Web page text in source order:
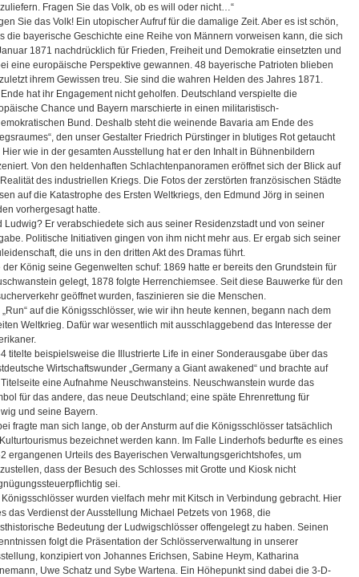
Fragen Sie das Volk, ob es will oder nicht…“
Sie das Volk! Ein utopischer Aufruf für die damalige Zeit. Aber es ist schön,
die bayerische Geschichte eine Reihe von Männern vorweisen kann, die sich
1871 nachdrücklich für Frieden, Freiheit und Demokratie einsetzten und
eine europäische Perspektive gewannen. 48 bayerische Patrioten blieben
ihrem Gewissen treu. Sie sind die wahren Helden des Jahres 1871.
hat ihr Engagement nicht geholfen. Deutschland verspielte die
Chance und Bayern marschierte in einen militaristisch-
Bund. Deshalb steht die weinende Bavaria am Ende des
den unser Gestalter Friedrich Pürstinger in blutiges Rot getaucht
Hier wie in der gesamten Ausstellung hat er den Inhalt in Bühnenbildern
Von den heldenhaften Schlachtenpanoramen eröffnet sich der Blick auf
des industriellen Kriegs. Die Fotos der zerstörten französischen Städte
auf die Katastrophe des Ersten Weltkriegs, den Edmund Jörg in seinen
vorhergesagt hatte.
Ludwig? Er verabschiedete sich aus seiner Residenzstadt und von seiner
Politische Initiativen gingen von ihm nicht mehr aus. Er ergab sich seiner
die uns in den dritten Akt des Dramas führt.
der König seine Gegenwelten schuf: 1869 hatte er bereits den Grundstein für
gelegt, 1878 folgte Herrenchiemsee. Seit diese Bauwerke für den
geöffnet wurden, faszinieren sie die Menschen.
„Run“ auf die Königsschlösser, wie wir ihn heute kennen, begann nach dem
Weltkrieg. Dafür war wesentlich mit ausschlaggebend das Interesse der
titelte beispielsweise die Illustrierte Life in einer Sonderausgabe über das
Wirtschaftswunder „Germany a Giant awakened“ und brachte auf
eine Aufnahme Neuschwansteins. Neuschwanstein wurde das
für das andere, das neue Deutschland; eine späte Ehrenrettung für
und seine Bayern.
fragte man sich lange, ob der Ansturm auf die Königsschlösser tatsächlich
bezeichnet werden kann. Im Falle Linderhofs bedurfte es eines
ergangenen Urteils des Bayerischen Verwaltungsgerichtshofes, um
dass der Besuch des Schlosses mit Grotte und Kiosk nicht
sei.
wurden vielfach mehr mit Kitsch in Verbindung gebracht. Hier
das Verdienst der Ausstellung Michael Petzets von 1968, die
Bedeutung der Ludwigschlösser offengelegt zu haben. Seinen
folgt die Präsentation der Schlösserverwaltung in unserer
konzipiert von Johannes Erichsen, Sabine Heym, Katharina
Uwe Schatz und Sybe Wartena. Ein Höhepunkt sind dabei die 3-D-